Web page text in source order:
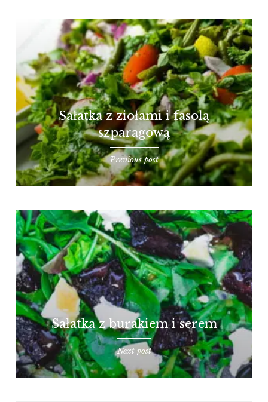
Sałatka z ziołami i fasolą
szparagową
Previous post
Sałatka z burakiem i serem
Next post